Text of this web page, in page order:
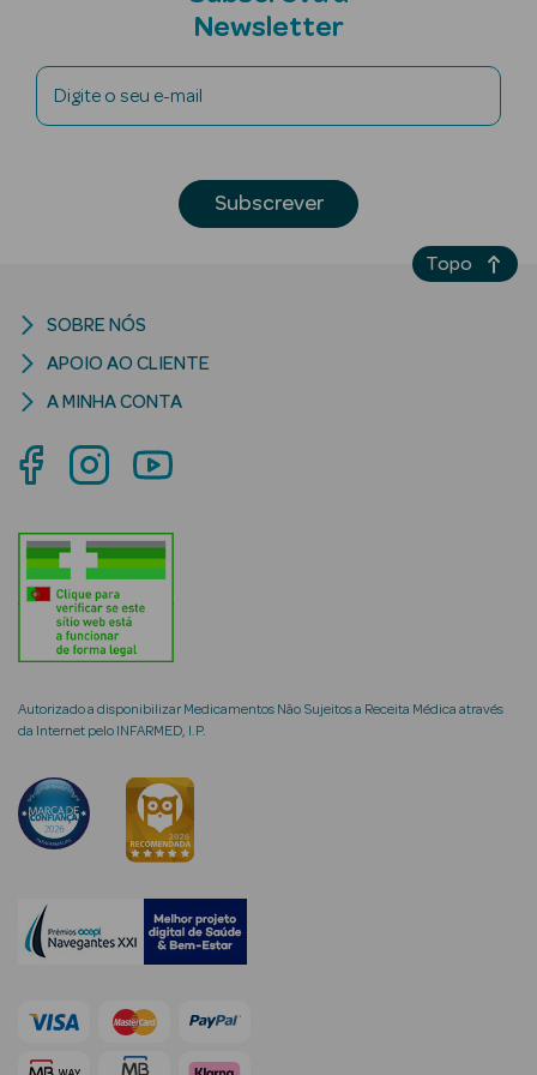
Eau de Parfum
Colónia
Ver Tudo
Coffrets
Coffrets de
Mulher
Coffrets de
Homem
Newsletter
Digite o seu e-mail
Subscrever
Autorizado a disponibilizar Medicamentos Não Sujeitos a Receita Médica através
da Internet pelo INFARMED, I.P.
SOBRE NÓS
APOIO AO CLIENTE
A MINHA CONTA
Topo